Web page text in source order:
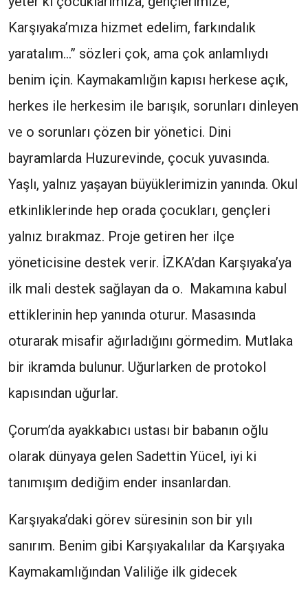
Karşıyaka’mıza hizmet edelim, farkındalık
yaratalım…” sözleri çok, ama çok anlamlıydı
benim için. Kaymakamlığın kapısı herkese açık,
herkes ile herkesim ile barışık, sorunları dinleyen
ve o sorunları çözen bir yönetici. Dini
bayramlarda Huzurevinde, çocuk yuvasında.
Yaşlı, yalnız yaşayan büyüklerimizin yanında. Okul
etkinliklerinde hep orada çocukları, gençleri
yalnız bırakmaz. Proje getiren her ilçe
yöneticisine destek verir. İZKA’dan Karşıyaka’ya
ilk mali destek sağlayan da o. Makamına kabul
ettiklerinin hep yanında oturur. Masasında
oturarak misafir ağırladığını görmedim. Mutlaka
bir ikramda bulunur. Uğurlarken de protokol
kapısından uğurlar.
Çorum’da ayakkabıcı ustası bir babanın oğlu
olarak dünyaya gelen Sadettin Yücel, iyi ki
tanımışım dediğim ender insanlardan.
Karşıyaka’daki görev süresinin son bir yılı
sanırım. Benim gibi Karşıyakalılar da Karşıyaka
Kaymakamlığından Valiliğe ilk gidecek